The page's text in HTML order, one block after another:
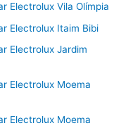
Electrolux Vila Olímpia
Electrolux Itaim Bibi
Electrolux Jardim
Electrolux Moema
Electrolux Moema